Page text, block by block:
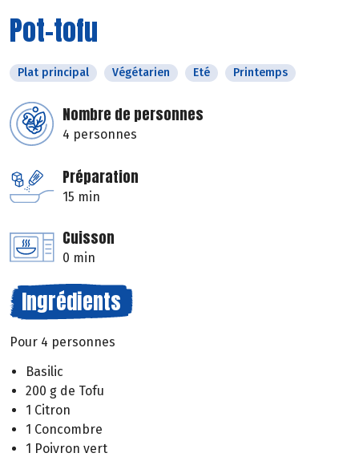
Pot-tofu
Plat principal Végétarien Eté Printemps
Nombre de personnes
4 personnes
Préparation
15 min
Cuisson
0 min
Ingrédients
Pour 4 personnes
Basilic
200 g de Tofu
1 Citron
1 Concombre
1 Poivron vert